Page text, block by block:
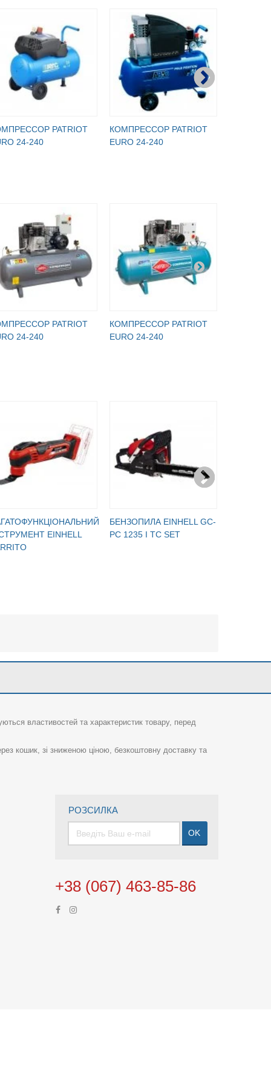
PATRIOT
24-240
КОМПРЕССОР PATRIOT
EURO 24-240
PATRIOT
24-240
КОМПРЕССОР PATRIOT
EURO 24-240
EINHELL
БЕНЗОПИЛА EINHELL GC-
PC 1235 I TC SET
властивостей та характеристик товару, перед
кошик, зі зниженою ціною, безкоштовну доставку та
РОЗСИЛКА
OK
+38 (067) 463-85-86